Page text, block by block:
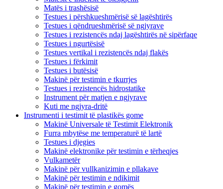
Matës i trashësisë
Testues i përshkueshmërisë së lagështirës
Testues i qëndrueshmërisë së ngjyrave
Testues i rezistencës ndaj lagështirës në sipërfaqe
Testues i ngurtësisë
Testues vertikal i rezistencës ndaj flakës
Testues i fërkimit
Testues i butësisë
Makinë për testimin e tkurrjes
Testues i rezistencës hidrostatike
Instrument për matjen e ngjyrave
Kuti me ngjyra-dritë
Instrumenti i testimit të plastikës gome
Makinë Universale të Testimit Elektronik
Furra mbytëse me temperaturë të lartë
Testues i djegies
Makinë elektronike për testimin e tërheqjes
Vulkametër
Makinë për vullkanizimin e pllakave
Makinë për testimin e ndikimit
Makinë për testimin e gomës